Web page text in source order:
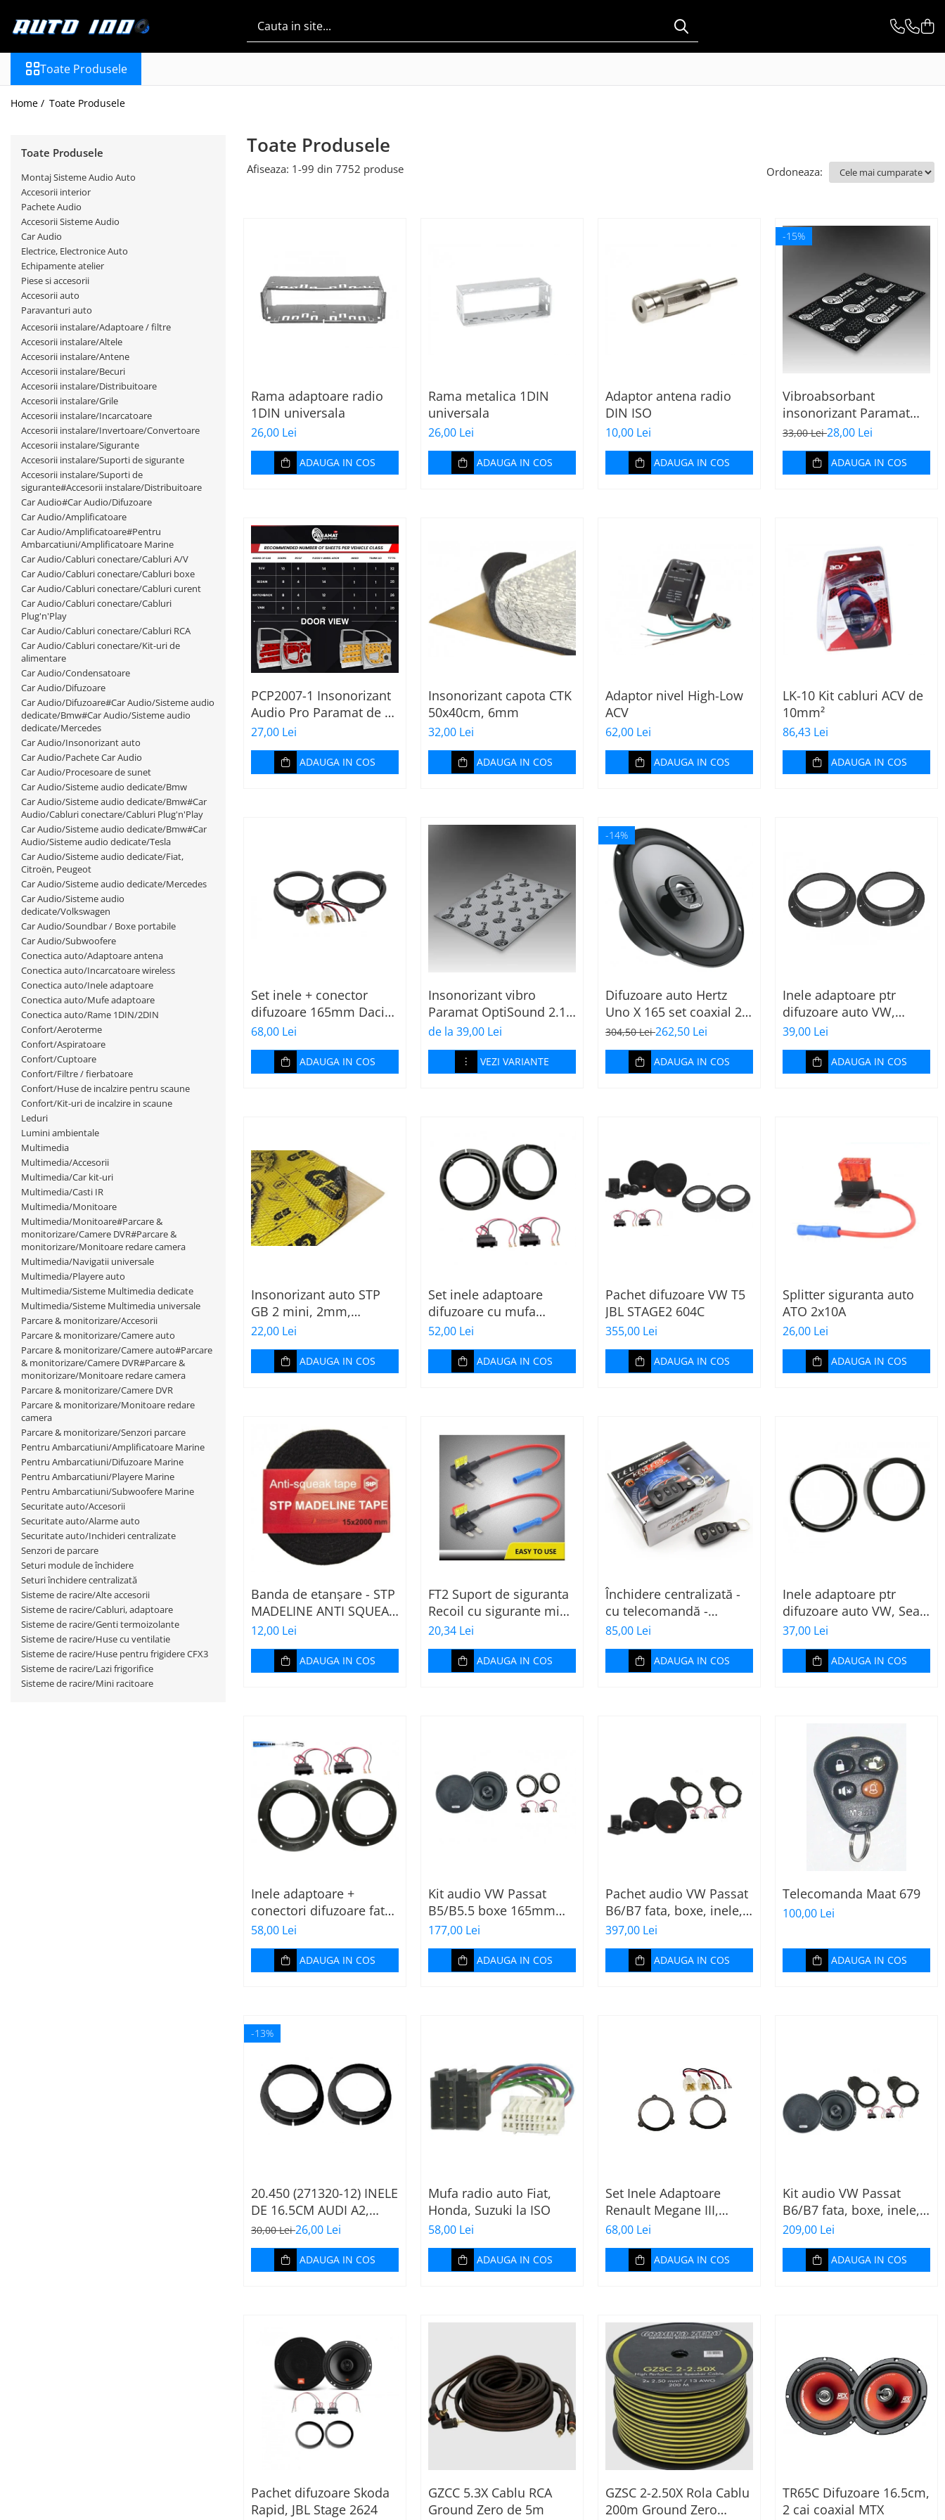
Montaj Sisteme Audio Auto
dedicate
Huse scaun auto dedicate
Odorizant Auto
Plase portbagaj
Tavite portbagaj auto
Pachete Audio
Accesorii Sisteme Audio
Conectica
Cupla carkit
Cupla radio aftermarket
Cupla radio OEM
Inele boxe auto
Rame radio 1DIN
Rame radio 2DIN
Car Audio
Amplificatoare
CD Playere Auto
Conectori Difuzoare
Difuzoare, boxe auto coaxiale
Difuzoare-Sisteme /
Componente
Insonorizant Auto
Vibro absorbant
Sigurante
Subwoofer
Electrice, Electronice Auto
Accesorii alarme auto
Alarme auto Alarme masina
Detectoare Radar
Senzori parcare auto
Echipamente atelier
Consumabile Service
Instrumente Atelier
Set clipsuri auto de plastic
Piese si accesorii
Amortizoare hayon
Accesorii auto
Incalzire scaune
Stergatoare auto
Paravanturi auto
Lumini ambientale
Toate Produsele
Home / Toate Produsele
Toate Produsele
Toate Produsele
Montaj Sisteme Audio Auto
Accesorii interior
Pachete Audio
Accesorii Sisteme Audio
Car Audio
Electrice, Electronice Auto
Echipamente atelier
Piese si accesorii
Accesorii auto
Paravanturi auto
Accesorii instalare/Adaptoare / filtre
Accesorii instalare/Altele
Accesorii instalare/Antene
Accesorii instalare/Becuri
Accesorii instalare/Distribuitoare
Accesorii instalare/Grile
Accesorii instalare/Incarcatoare
Accesorii instalare/Invertoare/Convertoare
Accesorii instalare/Sigurante
Accesorii instalare/Suporti de sigurante
Accesorii instalare/Suporti de
sigurante#Accesorii instalare/Distribuitoare
Car Audio#Car Audio/Difuzoare
Car Audio/Amplificatoare
Car Audio/Amplificatoare#Pentru
Ambarcatiuni/Amplificatoare Marine
Car Audio/Cabluri conectare/Cabluri A/V
Car Audio/Cabluri conectare/Cabluri boxe
Car Audio/Cabluri conectare/Cabluri curent
Car Audio/Cabluri conectare/Cabluri
Plug'n'Play
Car Audio/Cabluri conectare/Cabluri RCA
Car Audio/Cabluri conectare/Kit-uri de
alimentare
Car Audio/Condensatoare
Car Audio/Difuzoare
Car Audio/Difuzoare#Car Audio/Sisteme audio
dedicate/Bmw#Car Audio/Sisteme audio
dedicate/Mercedes
Car Audio/Insonorizant auto
Car Audio/Pachete Car Audio
Car Audio/Procesoare de sunet
Car Audio/Sisteme audio dedicate/Bmw
Car Audio/Sisteme audio dedicate/Bmw#Car
Audio/Cabluri conectare/Cabluri Plug'n'Play
Car Audio/Sisteme audio dedicate/Bmw#Car
Audio/Sisteme audio dedicate/Tesla
Car Audio/Sisteme audio dedicate/Fiat,
Citroën, Peugeot
Car Audio/Sisteme audio dedicate/Mercedes
Car Audio/Sisteme audio
dedicate/Volkswagen
Car Audio/Soundbar / Boxe portabile
Car Audio/Subwoofere
Conectica auto/Adaptoare antena
Conectica auto/Incarcatoare wireless
Conectica auto/Inele adaptoare
Conectica auto/Mufe adaptoare
Conectica auto/Rame 1DIN/2DIN
Confort/Aeroterme
Confort/Aspiratoare
Confort/Cuptoare
Confort/Filtre / fierbatoare
Confort/Huse de incalzire pentru scaune
Confort/Kit-uri de incalzire in scaune
Leduri
Lumini ambientale
Multimedia
Multimedia/Accesorii
Multimedia/Car kit-uri
Multimedia/Casti IR
Multimedia/Monitoare
Multimedia/Monitoare#Parcare &
monitorizare/Camere DVR#Parcare &
monitorizare/Monitoare redare camera
Multimedia/Navigatii universale
Multimedia/Playere auto
Multimedia/Sisteme Multimedia dedicate
Multimedia/Sisteme Multimedia universale
Parcare & monitorizare/Accesorii
Parcare & monitorizare/Camere auto
Parcare & monitorizare/Camere auto#Parcare
& monitorizare/Camere DVR#Parcare &
monitorizare/Monitoare redare camera
Parcare & monitorizare/Camere DVR
Parcare & monitorizare/Monitoare redare
camera
Parcare & monitorizare/Senzori parcare
Pentru Ambarcatiuni/Amplificatoare Marine
Pentru Ambarcatiuni/Difuzoare Marine
Pentru Ambarcatiuni/Playere Marine
Pentru Ambarcatiuni/Subwoofere Marine
Securitate auto/Accesorii
Securitate auto/Alarme auto
Securitate auto/Inchideri centralizate
Senzori de parcare
Seturi module de închidere
Seturi închidere centralizată
Sisteme de racire/Alte accesorii
Sisteme de racire/Cabluri, adaptoare
Sisteme de racire/Genti termoizolante
Sisteme de racire/Huse cu ventilatie
Sisteme de racire/Huse pentru frigidere CFX3
Sisteme de racire/Lazi frigorifice
Sisteme de racire/Mini racitoare
Afiseaza: 1-99 din 7752 produse Ordoneaza:
Rama adaptoare radio
1DIN universala
26,00 Lei
ADAUGA IN COS
Rama metalica 1DIN
universala
26,00 Lei
ADAUGA IN COS
Adaptor antena radio
DIN ISO
10,00 Lei
ADAUGA IN COS
-15%
Vibroabsorbant
insonorizant Paramat
Standard 1.8mm 70x
50cm, 1 coala PCP1006-1
33,00 Lei28,00 Lei
ADAUGA IN COS
PCP2007-1 Insonorizant
Audio Pro Paramat de 1
coala, spuma de 6mm
grosime, 500x500mm,
2.5mp
27,00 Lei
ADAUGA IN COS
Insonorizant capota CTK
50x40cm, 6mm
32,00 Lei
ADAUGA IN COS
Adaptor nivel High-Low
ACV
62,00 Lei
ADAUGA IN COS
LK-10 Kit cabluri ACV de
10mm²
86,43 Lei
ADAUGA IN COS
Set inele + conector
difuzoare 165mm Dacia-
Renault
68,00 Lei
ADAUGA IN COS
Insonorizant vibro
Paramat OptiSound 2.1,
75x50cm, 1 coala
de la 39,00 Lei
VEZI VARIANTE
-14%
Difuzoare auto Hertz
Uno X 165 set coaxial 2
căi, 165mm, 55W RMS,
4Ω, set 2 difuzoare
304,50 Lei262,50 Lei
ADAUGA IN COS
Inele adaptoare ptr
difuzoare auto VW,
Skoda, Audi
39,00 Lei
ADAUGA IN COS
Insonorizant auto STP
GB 2 mini, 2mm,
375x470mm, Foaie
22,00 Lei
ADAUGA IN COS
Set inele adaptoare
difuzoare cu mufa
adaptor difuzor VW
Passat B5/B5.5
52,00 Lei
ADAUGA IN COS
Pachet difuzoare VW T5
JBL STAGE2 604C
355,00 Lei
ADAUGA IN COS
Splitter siguranta auto
ATO 2x10A
26,00 Lei
ADAUGA IN COS
Banda de etanșare - STP
MADELINE ANTI SQUEAK
TAPE - 15 x 2000mm
12,00 Lei
ADAUGA IN COS
FT2 Suport de siguranta
Recoil cu sigurante mini
ATS de 10A si 20A
20,34 Lei
ADAUGA IN COS
Închidere centralizată -
cu telecomandă -
CARGUARD
85,00 Lei
ADAUGA IN COS
Inele adaptoare ptr
difuzoare auto VW, Seat,
Skoda
37,00 Lei
ADAUGA IN COS
Inele adaptoare +
conectori difuzoare fata
165mm VW Golf V, VI
58,00 Lei
ADAUGA IN COS
Kit audio VW Passat
B5/B5.5 boxe 165mm
XT172
177,00 Lei
ADAUGA IN COS
Pachet audio VW Passat
B6/B7 fata, boxe, inele,
mufe adaptoare JBL
STAGE2 604C
397,00 Lei
ADAUGA IN COS
Telecomanda Maat 679
100,00 Lei
ADAUGA IN COS
-13%
20.450 (271320-12) INELE
DE 16.5CM AUDI A2,
2000-2005
30,00 Lei26,00 Lei
ADAUGA IN COS
Mufa radio auto Fiat,
Honda, Suzuki la ISO
58,00 Lei
ADAUGA IN COS
Set Inele Adaptoare
Renault Megane III,
Dacia + Adaptor
conector difuzor
68,00 Lei
ADAUGA IN COS
Kit audio VW Passat
B6/B7 fata, boxe, inele,
mufe adaptoare
Excalibur X172
209,00 Lei
ADAUGA IN COS
Pachet difuzoare Skoda
Rapid, JBL Stage 2624
GZCC 5.3X Cablu RCA
Ground Zero de 5m
GZSC 2-2.50X Rola Cablu
200m Ground Zero
TR65C Difuzoare 16.5cm,
2 cai coaxial MTX